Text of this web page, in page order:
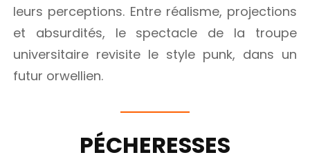
leurs perceptions. Entre réalisme, projections
et absurdités, le spectacle de la troupe
universitaire revisite le style punk, dans un
futur orwellien.
PÉCHERESSES